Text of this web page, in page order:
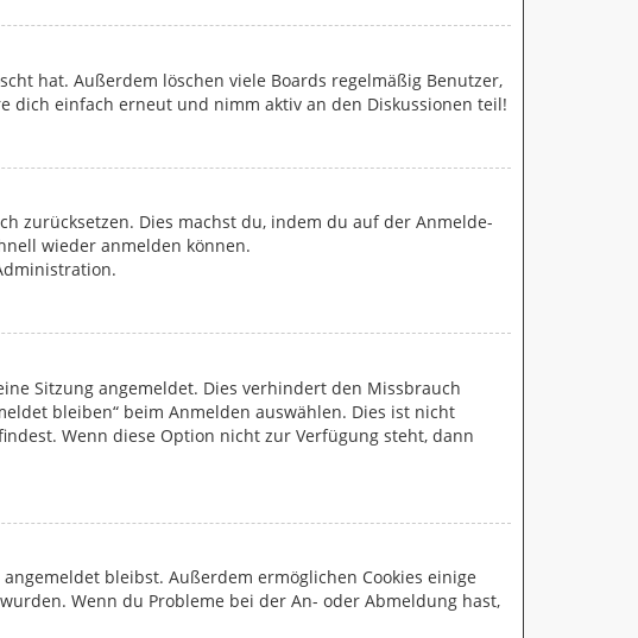
hat. Außerdem löschen viele Boards regelmäßig Benutzer,
dich einfach erneut und nimm aktiv an den Diskussionen teil!
zurücksetzen. Dies machst du, indem du auf der Anmelde-
wieder anmelden können.
Sitzung angemeldet. Dies verhindert den Missbrauch
bleiben“ beim Anmelden auswählen. Dies ist nicht
Wenn diese Option nicht zur Verfügung steht, dann
bleibst. Außerdem ermöglichen Cookies einige
Wenn du Probleme bei der An- oder Abmeldung hast,